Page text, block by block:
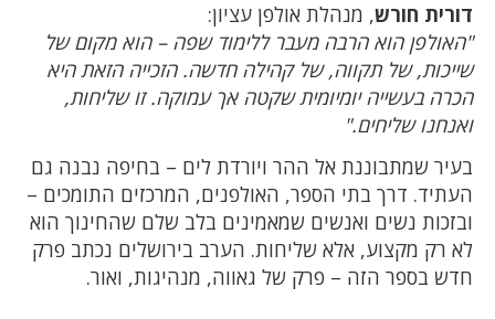
דורית חורש, מנהלת אולפן עציון:
"האולפן הוא הרבה מעבר ללימוד שפה – הוא מקום של
שייכות, של תקווה, של קהילה חדשה. הזכייה הזאת היא
הכרה בעשייה יומיומית שקטה אך עמוקה. זו שליחות,
ואנחנו שליחים."
בעיר שמתבוננת אל ההר ויורדת לים – בחיפה נבנה גם
העתיד. דרך בתי הספר, האולפנים, המרכזים התומכים –
ובזכות נשים ואנשים שמאמינים בלב שלם שהחינוך הוא
לא רק מקצוע, אלא שליחות. הערב בירושלים נכתב פרק
חדש בספר הזה – פרק של גאווה, מנהיגות, ואור.